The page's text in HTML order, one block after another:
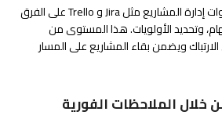
علاوة على ذلك، تسهل أدوات إدارة المشاريع مثل Jira و Trello على الفرق
وتحديد الأولويات. هذا المستوى من
ويضمن بقاء المشاريع على المسار
خلال الملاحظات الفورية